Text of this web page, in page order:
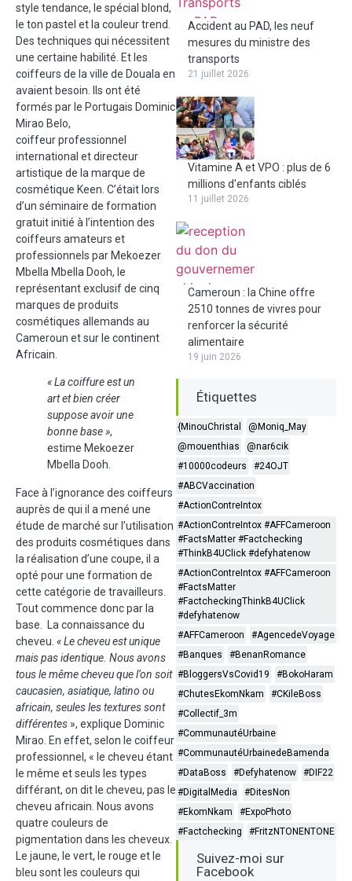
style tendance, le spécial blond,
le ton pastel et la couleur trend.
Des techniques qui nécessitent
une certaine habilité. Et les
coiffeurs de la ville de Douala en
avaient besoin. Ils ont été
formés par le Portugais Dominic
Mirao Belo,
coiffeur professionnel
international et directeur
artistique de la marque de
cosmétique Keen. C’était lors
d’un séminaire de formation
gratuit initié à l’intention des
coiffeurs amateurs et
professionnels par Mekoezer
Mbella Mbella Dooh, le
représentant exclusif de cinq
marques de produits
cosmétiques allemands au
Cameroun et sur le continent
Africain.
« La coiffure est un
art et bien créer
suppose avoir une
bonne base »,
estime Mekoezer
Mbella Dooh.
Face à l’ignorance des coiffeurs
auprès de qui il a mené une
étude de marché sur l’utilisation
des produits cosmétiques dans
la réalisation d’une coupe, il a
opté pour une formation de
cette catégorie de travailleurs.
Tout commence donc par la
base. La connaissance du
cheveu. « Le cheveu est unique
mais pas identique. Nous avons
tous le même cheveu que l’on soit
caucasien, asiatique, latino ou
africain, seules les textures sont
différentes », explique Dominic
Mirao. En effet, selon le coiffeur
professionnel, « le cheveu étant
le même et seuls les types
différant, on dit le cheveu, pas le
cheveu africain. Nous avons
quatre couleurs de
pigmentation dans les cheveux.
Le jaune, le vert, le rouge et le
bleu sont les couleurs qui
Accident au PAD, les neuf
mesures du ministre des
transports
21 juillet 2026
Vitamine A et VPO : plus de 6
millions d'enfants ciblés
11 juillet 2026
Cameroun : la Chine offre
2510 tonnes de vivres pour
renforcer la sécurité
alimentaire
19 juin 2026
Étiquettes
{MinouChristal
@Moniq_May
@mouenthias
@nar6cik
#10000codeurs
#24OJT
#ABCVaccination
#ActionContreIntox
#ActionContreIntox #AFFCameroon
#FactsMatter #Factchecking
#ThinkB4UClick #defyhatenow
#ActionContreIntox #AFFCameroon
#FactsMatter
#FactcheckingThinkB4UClick
#defyhatenow
#AFFCameroon
#AgencedeVoyage
#Banques
#BenanRomance
#BloggersVsCovid19
#BokoHaram
#ChutesEkomNkam
#CKileBoss
#Collectif_3m
#CommunautéUrbaine
#CommunautéUrbainedeBamenda
#DataBoss
#Defyhatenow
#DIF22
#DigitalMedia
#DitesNon
#EkomNkam
#ExpoPhoto
#Factchecking
#FritzNTONENTONE
Suivez-moi sur
Facebook